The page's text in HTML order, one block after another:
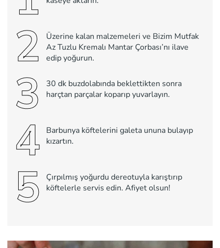
2
Üzerine kalan malzemeleri ve Bizim Mutfak
Az Tuzlu Kremalı Mantar Çorbası’nı ilave
edip yoğurun.
3
30 dk buzdolabında beklettikten sonra
harçtan parçalar koparıp yuvarlayın.
4
Barbunya köftelerini galeta ununa bulayıp
kızartın.
5
Çırpılmış yoğurdu dereotuyla karıştırıp
köftelerle servis edin. Afiyet olsun!